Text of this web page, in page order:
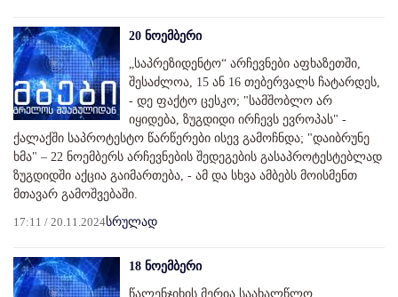
20 ნოემბერი
„საპრეზიდენტო“ არჩევნები აფხაზეთში,
შესაძლოა, 15 ან 16 თებერვალს ჩატარდეს,
- დე ფაქტო ცესკო; "სამშობლო არ
იყიდება, ზუგდიდი ირჩევს ევროპას" -
ქალაქში საპროტესტო წარწერები ისევ გამოჩნდა; "დაიბრუნე
ხმა" – 22 ნოემბერს არჩევნების შედეგების გასაპროტესტებლად
ზუგდიდში აქცია გაიმართება, - ამ და სხვა ამბებს მოისმენთ
მთავარ გამოშვებაში.
17:11 / 20.11.2024სრულად
18 ნოემბერი
წალენჯიხის მერია საახალწლო